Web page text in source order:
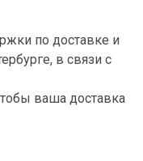
по доставке и
в связи с
ваша доставка